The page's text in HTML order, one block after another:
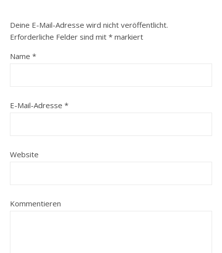
Deine E-Mail-Adresse wird nicht veröffentlicht.
Erforderliche Felder sind mit * markiert
Name *
E-Mail-Adresse *
Website
Kommentieren